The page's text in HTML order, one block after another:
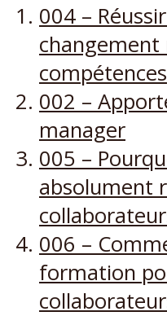
004 –
changement
compétences
002 –
manager
005 –
absolument
006 –
formation